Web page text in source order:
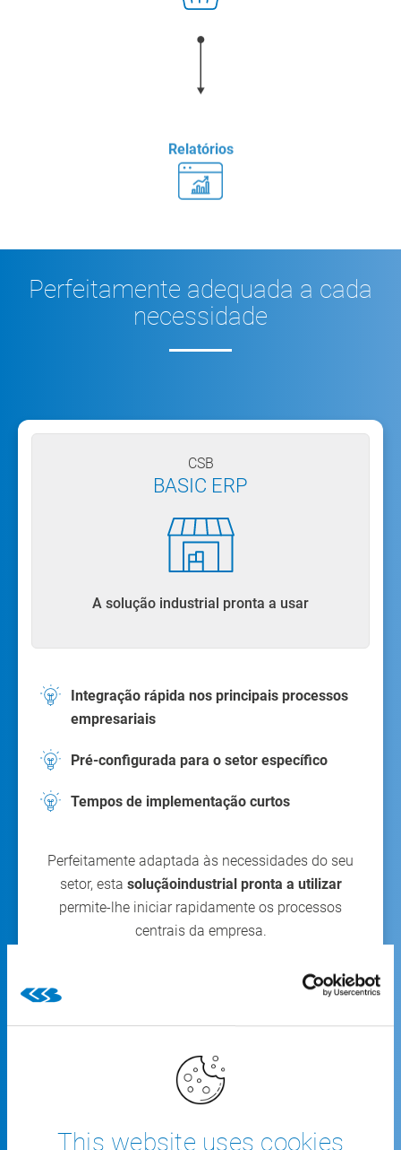
This website uses cookies
Relatórios
Perfeitamente adequada a cada
necessidade
CSB
BASIC ERP
A solução industrial pronta a usar
Integração rápida nos principais processos
empresariais
Pré-configurada para o setor específico
Tempos de implementação curtos
Perfeitamente adaptada às necessidades do seu
setor, esta soluçãoindustrial pronta a utilizar
permite-lhe iniciar rapidamente os processos
centrais da empresa.
CSB
INDUSTRY ERP